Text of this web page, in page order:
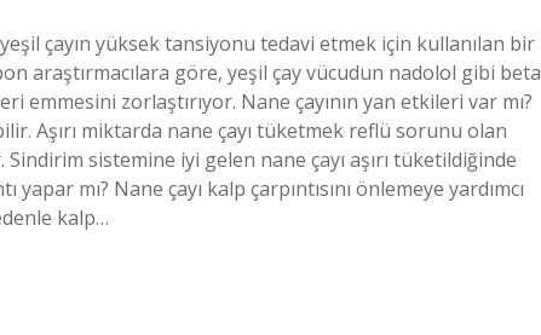
çayın yüksek tansiyonu tedavi etmek için kullanılan bir
araştırmacılara göre, yeşil çay vücudun nadolol gibi beta
zorlaştırıyor. Nane çayının yan etkileri var mı?
Aşırı miktarda nane çayı tüketmek reflü sorunu olan
sistemine iyi gelen nane çayı aşırı tüketildiğinde
mı? Nane çayı kalp çarpıntısını önlemeye yardımcı
kalp…